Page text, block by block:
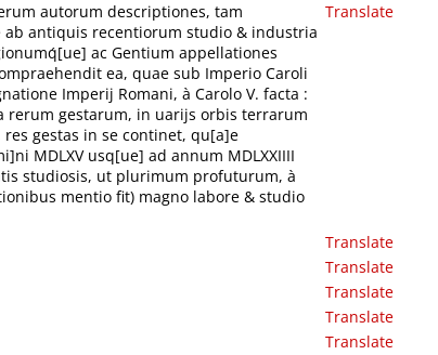
autorum descriptiones, tam
ab antiquis recentiorum studio & industria
ac Gentium appellationes
ea, quae sub Imperio Caroli
Imperij Romani, à Carolo V. facta :
rerum gestarum, in uarijs orbis terrarum
gestas in se continet, qu[a]e
MDLXV usq[ue] ad annum MDLXXIIII
studiosis, ut plurimum profuturum, à
mentio fit) magno labore & studio
Translate
Translate
Translate
Translate
Translate
Translate